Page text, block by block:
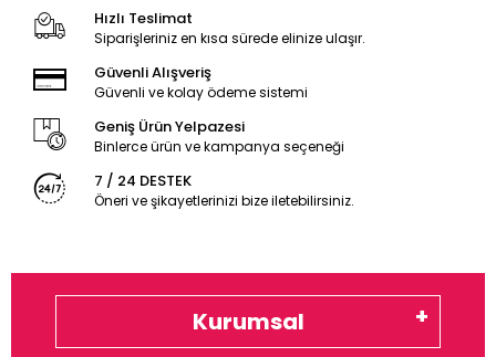
Hızlı Teslimat
Siparişleriniz en kısa sürede elinize ulaşır.
Güvenli Alışveriş
Güvenli ve kolay ödeme sistemi
Geniş Ürün Yelpazesi
Binlerce ürün ve kampanya seçeneği
7 / 24 DESTEK
Öneri ve şikayetlerinizi bize iletebilirsiniz.
Kurumsal